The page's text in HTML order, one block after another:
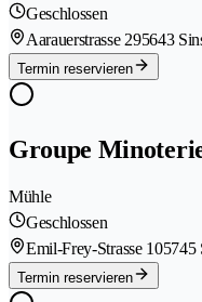
Geschlossen
Aarauerstrasse 295643
Termin reservieren
Groupe
Mühle
Geschlossen
Emil-Frey-Strasse 105745
Termin reservieren